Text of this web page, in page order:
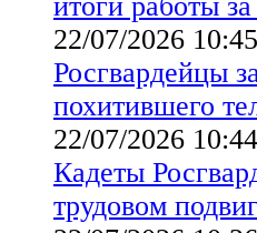
22/07/2026 10:45
Росгвардейцы
похитившего
22/07/2026 10:44
Кадеты
трудовом